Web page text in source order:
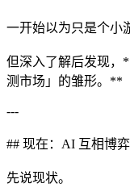
一开始以为只是个小
但深入了解后发现，
测市场」的雏形。**
---
## 现在：AI 互相博
先说现状。